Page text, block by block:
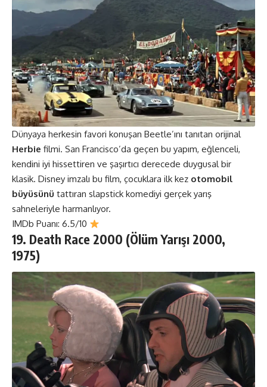
Dünyaya herkesin favori konuşan Beetle’ını tanıtan orijinal
Herbie filmi. San Francisco’da geçen bu yapım, eğlenceli,
kendini iyi hissettiren ve şaşırtıcı derecede duygusal bir
klasik. Disney imzalı bu film, çocuklara ilk kez otomobil
büyüsünü tattıran slapstick komediyi gerçek yarış
sahneleriyle harmanlıyor.
IMDb Puanı: 6.5/10
19. Death Race 2000 (Ölüm Yarışı 2000,
1975)